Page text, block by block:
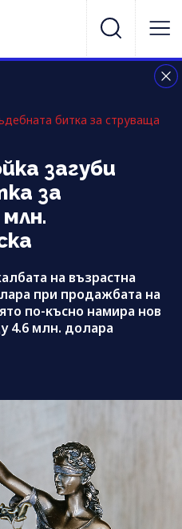
битка за струваща
загуби
за
на възрастна
при продажбата на
по-късно намира нов
4.6 млн. долара